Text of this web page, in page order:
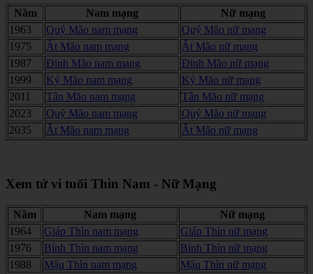
Năm Nam mạng
Nữ mạng
1963
Quý Mão nam mạng
Quý Mão nữ mạng
1975
Ất Mão nam mạng
Ất Mão nữ mạng
1987
Đinh Mão nam mạng
Đinh Mão nữ mạng
1999
Kỷ Mão nam mạng
Kỷ Mão nữ mạng
2011
Tân Mão nam mạng
Tân Mão nữ mạng
2023
Quý Mão nam mạng
Quý Mão nữ mạng
2035
Ất Mão nam mạng Ất Mão nữ mạng
Xem tử vi tuổi Thìn Nam - Nữ Mạng
Năm Nam mạng
Nữ mạng
1964
Giáp Thìn nam mạng
Giáp Thìn nữ mạng
1976
Bính Thìn nam mạng
Bính Thìn nữ mạng
1988
Mậu Thìn nam mạng
Mậu Thìn nữ mạng